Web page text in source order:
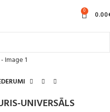
0 0.00
UNIVERSĀLS